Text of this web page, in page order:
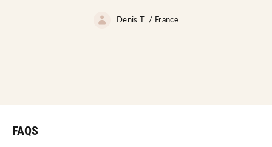
Denis T. / France
FAQS